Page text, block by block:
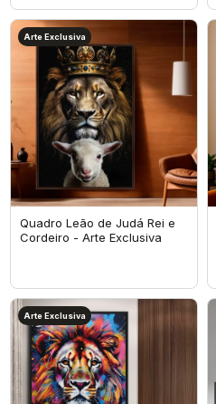
Arte Exclusiva
Quadro Leão de Judá Rei e
Cordeiro - Arte Exclusiva
Arte Exclusiva